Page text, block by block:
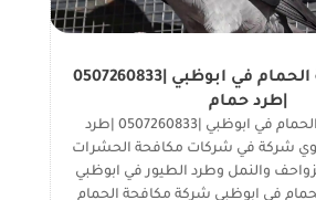
شركة مكافحة الحمام في ابوظبي |0507260833
|طرد حمام
شركة مكافحة الحمام في ابوظبي |0507260833 |طرد
شركة في شركات مكافحة الحشرات
والنمل وطرد الطيور في ابوظبي
في ابوظبي شركة مكافحة الحمام